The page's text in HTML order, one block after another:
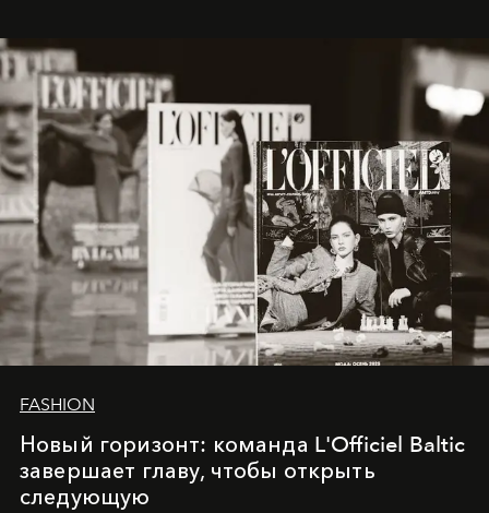
framework where creativity, commerce, and culture
converge with surgical precision.
FASHION
Новый горизонт: команда L'Officiel Baltic
завершает главу, чтобы открыть
следующую